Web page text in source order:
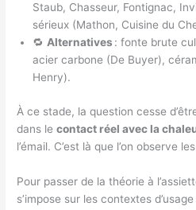
Staub, Chasseur, Fontignac,
sérieux (Mathon, Cuisine du
🔁 Alternatives : fonte brute
acier carbone (De Buyer),
Henry).
À ce stade, la question cesse
dans lecontact réel avec la
l’émail. C’est là que l’on observe
Pour passer de la théorie à
s’impose sur les contextes